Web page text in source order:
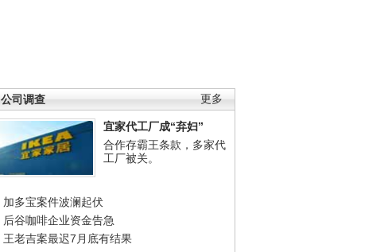
更多
公司调查
宜家代工厂成“弃妇”
合作存霸王条款，多家代
工厂被关。
加多宝案件波澜起伏
后谷咖啡企业资金告急
王老吉案最迟7月底有结果